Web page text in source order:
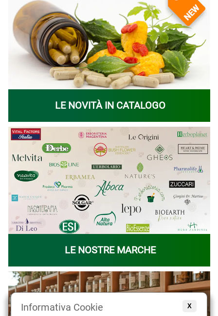
X
Informativa Cookie
LE NOVITÀ IN CATALOGO
LE NOSTRE MARCHE